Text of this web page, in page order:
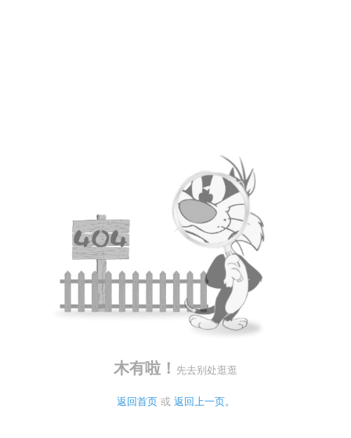
木有啦！ 先去别处逛逛
返回首页 或 返回上一页。